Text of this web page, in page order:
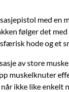
med en
følger det
hode og et
av store
muskelknuter
når ikke like